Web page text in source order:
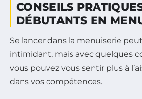
CONSEILS
DÉBUTANTS EN
Se lancer dans la menuiserie
intimidant, mais avec quelques
vous pouvez vous sentir plus à
dans vos compétences.